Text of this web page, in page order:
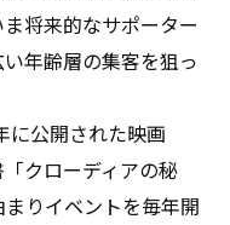
将来的なサポーター
年齢層の集客を狙っ
公開された映画
「クローディアの秘
りイベントを毎年開